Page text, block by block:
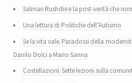
Salman Rushdie e la post-verità che
Una lettura di Politiche dell’Autismo
Se la vita vale. Paradossi della
Danilo Dolci a Mario Sanna
Costellazioni. Sette lezioni sulla